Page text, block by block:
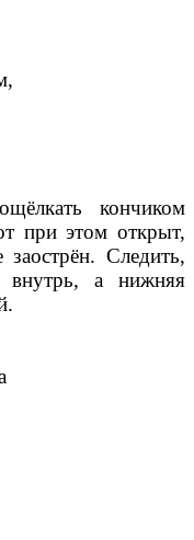
кончиком
при этом открыт,
Следить,
внутрь, а нижняя